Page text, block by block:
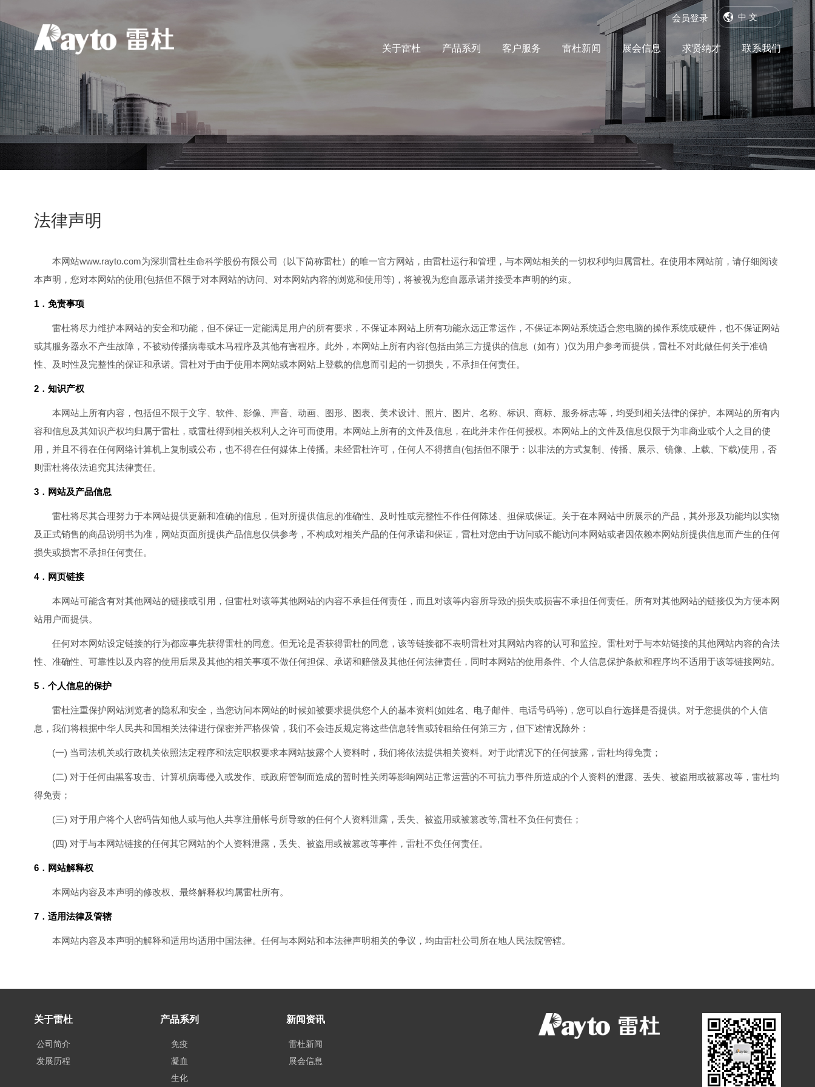
关于雷杜 产品系列 客户服务 雷杜新闻 展会信息 求贤纳才 联系我们
会员登录 中 文
法律声明
本网站www.rayto.com为深圳雷杜生命科学股份有限公司（以下简称雷杜）的唯一官方网站，由雷杜运行和管理，与本网站相关的一切权利均归属雷杜。在使用本网站前，请仔细阅读
本声明，您对本网站的使用(包括但不限于对本网站的访问、对本网站内容的浏览和使用等)，将被视为您自愿承诺并接受本声明的约束。
1．免责事项
雷杜将尽力维护本网站的安全和功能，但不保证一定能满足用户的所有要求，不保证本网站上所有功能永远正常运作，不保证本网站系统适合您电脑的操作系统或硬件，也不保证网站
或其服务器永不产生故障，不被动传播病毒或木马程序及其他有害程序。此外，本网站上所有内容(包括由第三方提供的信息（如有）)仅为用户参考而提供，雷杜不对此做任何关于准确
性、及时性及完整性的保证和承诺。雷杜对于由于使用本网站或本网站上登载的信息而引起的一切损失，不承担任何责任。
2．知识产权
本网站上所有内容，包括但不限于文字、软件、影像、声音、动画、图形、图表、美术设计、照片、图片、名称、标识、商标、服务标志等，均受到相关法律的保护。本网站的所有内
容和信息及其知识产权均归属于雷杜，或雷杜得到相关权利人之许可而使用。本网站上所有的文件及信息，在此并未作任何授权。本网站上的文件及信息仅限于为非商业或个人之目的使
用，并且不得在任何网络计算机上复制或公布，也不得在任何媒体上传播。未经雷杜许可，任何人不得擅自(包括但不限于：以非法的方式复制、传播、展示、镜像、上载、下载)使用，否
则雷杜将依法追究其法律责任。
3．网站及产品信息
雷杜将尽其合理努力于本网站提供更新和准确的信息，但对所提供信息的准确性、及时性或完整性不作任何陈述、担保或保证。关于在本网站中所展示的产品，其外形及功能均以实物
及正式销售的商品说明书为准，网站页面所提供产品信息仅供参考，不构成对相关产品的任何承诺和保证，雷杜对您由于访问或不能访问本网站或者因依赖本网站所提供信息而产生的任何
损失或损害不承担任何责任。
4．网页链接
本网站可能含有对其他网站的链接或引用，但雷杜对该等其他网站的内容不承担任何责任，而且对该等内容所导致的损失或损害不承担任何责任。所有对其他网站的链接仅为方便本网
站用户而提供。
任何对本网站设定链接的行为都应事先获得雷杜的同意。但无论是否获得雷杜的同意，该等链接都不表明雷杜对其网站内容的认可和监控。雷杜对于与本站链接的其他网站内容的合法
性、准确性、可靠性以及内容的使用后果及其他的相关事项不做任何担保、承诺和赔偿及其他任何法律责任，同时本网站的使用条件、个人信息保护条款和程序均不适用于该等链接网站。
5．个人信息的保护
雷杜注重保护网站浏览者的隐私和安全，当您访问本网站的时候如被要求提供您个人的基本资料(如姓名、电子邮件、电话号码等)，您可以自行选择是否提供。对于您提供的个人信
息，我们将根据中华人民共和国相关法律进行保密并严格保管，我们不会违反规定将这些信息转售或转租给任何第三方，但下述情况除外：
(一) 当司法机关或行政机关依照法定程序和法定职权要求本网站披露个人资料时，我们将依法提供相关资料。对于此情况下的任何披露，雷杜均得免责；
(二) 对于任何由黑客攻击、计算机病毒侵入或发作、或政府管制而造成的暂时性关闭等影响网站正常运营的不可抗力事件所造成的个人资料的泄露、丢失、被盗用或被篡改等，雷杜均
得免责；
(三) 对于用户将个人密码告知他人或与他人共享注册帐号所导致的任何个人资料泄露，丢失、被盗用或被篡改等,雷杜不负任何责任；
(四) 对于与本网站链接的任何其它网站的个人资料泄露，丢失、被盗用或被篡改等事件，雷杜不负任何责任。
6．网站解释权
本网站内容及本声明的修改权、最终解释权均属雷杜所有。
7．适用法律及管辖
本网站内容及本声明的解释和适用均适用中国法律。任何与本网站和本法律声明相关的争议，均由雷杜公司所在地人民法院管辖。
关于雷杜
公司简介
发展历程
产品系列
免疫
凝血
生化
新闻资讯
雷杜新闻
展会信息